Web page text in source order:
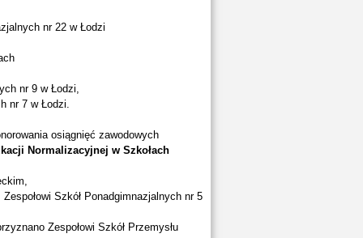
nr 22 w Łodzi
nr 9 w Łodzi,
nr 7 w Łodzi.
osiągnięć zawodowych
Normalizacyjnej w Szkołach
Szkół Ponadgimnazjalnych nr 5
Zespołowi Szkół Przemysłu